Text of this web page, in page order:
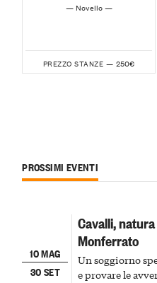
— Novello —
PREZZO STANZE — 250€
PROSSIMI EVENTI
10 MAG
30 SET
Cavalli,
Monferrato
Un soggiorno
e provare le